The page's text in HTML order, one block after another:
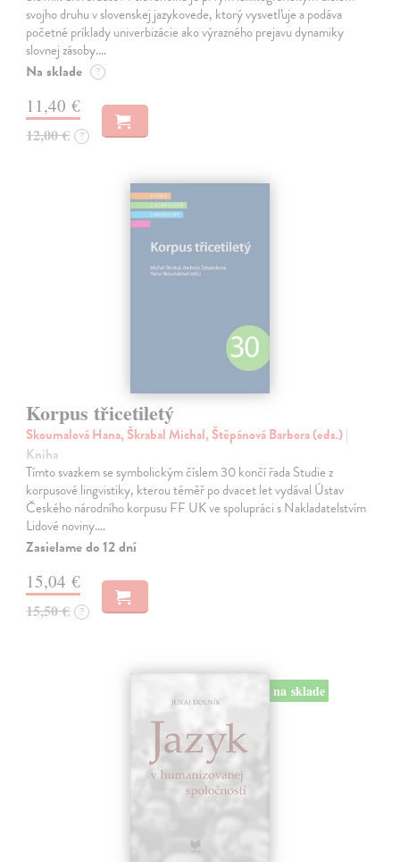
svojho druhu v slovenskej jazykovede, ktorý vysvetľuje a podáva
početné príklady univerbizácie ako výrazného prejavu dynamiky
slovnej zásoby.…
Na sklade ?
11,40 €
12,00 € ?
Korpus třicetiletý
Skoumalová Hana, Škrabal Michal, Štěpánová Barbora (eds.)|
Kniha
Tímto svazkem se symbolickým číslem 30 končí řada Studie z
korpusové lingvistiky, kterou téměř po dvacet let vydával Ústav
Českého národního korpusu FF UK ve spolupráci s Nakladatelstvím
Lidové noviny.…
Zasielame do 12 dní
15,04 €
15,50 € ?
na sklade